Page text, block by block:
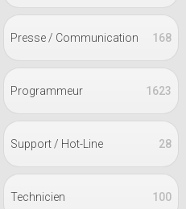
168
Presse / Communication
1623
Programmeur
28
Support / Hot-Line
100
Technicien